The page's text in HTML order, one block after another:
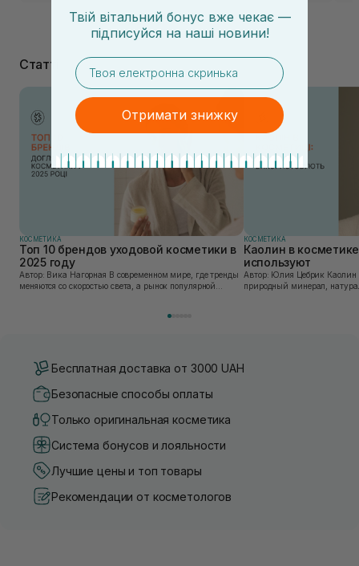
Статті
КОСМЕТИКА
Топ 10 брендов уходовой косметики в
2025 году
Автор: Вика Нагорная В современном мире, где тренды
меняются со скоростью света, а рынок популярной
КОСМЕТИКА
Каолин в
используют
Автор: Юлия Цебрик Каолин в косметологии – это
природный минерал,
Бесплатная доставка от 3000 UAH
Безопасные способы оплаты
Только оригинальная косметика
Система бонусов и лояльности
Лучшие цены и топ товары
Рекомендации от косметологов
Твій вітальний бонус вже чекає —
підписуйся на наші новини!
email
Отримати знижку